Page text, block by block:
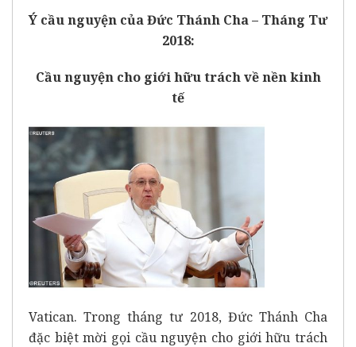
Ý cầu nguyện của Đức Thánh Cha – Tháng Tư
2018:
Cầu nguyện cho giới hữu trách về nền kinh
tế
Vatican. Trong tháng tư 2018, Đức Thánh Cha
đặc biệt mời gọi cầu nguyện cho giới hữu trách